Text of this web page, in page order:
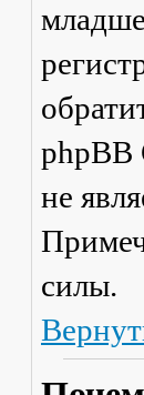
phpBB
не
силы.